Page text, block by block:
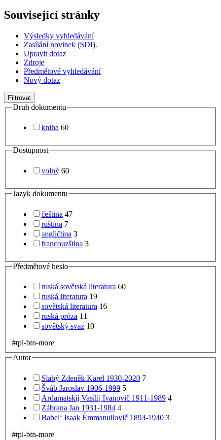
Související stránky
Výsledky vyhledávání
Zasílání novinek (SDI).
Upravit dotaz
Zdroje
Předmětové vyhledávání
Nový dotaz
Filtrovat
Druh dokumentu
kniha 60
Dostupnost
volný 60
Jazyk dokumentu
čeština 47
ruština 7
angličtina 3
francouzština 3
Předmětové heslo
ruská sovětská literatura 60
ruská literatura 19
sovětská literatura 16
ruská próza 11
sovětský svaz 10
#tpl-btn-more
Autor
Slabý Zdeněk Karel 1930-2020 7
Šváb Jaroslav 1906-1999 5
Ardamatskij Vasilij Ivanovič 1911-1989 4
Zábrana Jan 1931-1984 4
Babel‘ Isaak Èmmanuilovič 1894-1940 3
#tpl-btn-more